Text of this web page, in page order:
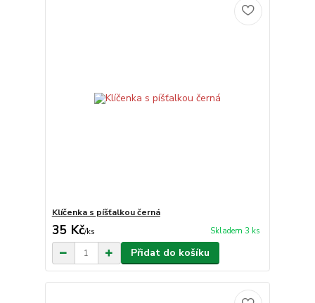
Klíčenka s píšťalkou černá
35 Kč/ks Skladem 3 ks
Přidat do košíku